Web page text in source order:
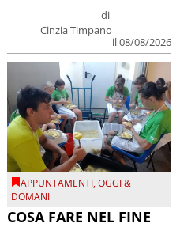
di
Cinzia Timpano
il 08/08/2026
APPUNTAMENTI,OGGI &
DOMANI
COSA FARE NEL FINE